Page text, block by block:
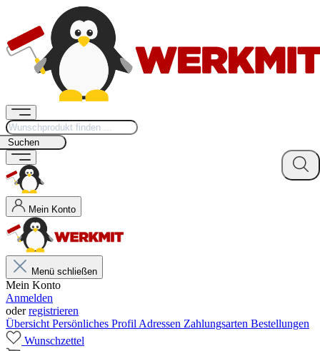
Suchen
Mein Konto
Menü schließen
Mein Konto
Anmelden
oderregistrieren
Übersicht Persönliches Profil Adressen Zahlungsarten Bestellungen
Wunschzettel